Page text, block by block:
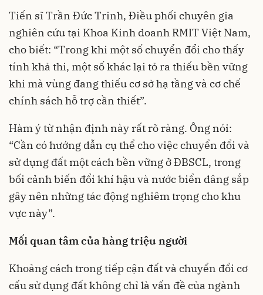
Tiến sĩ Trần Đức Trinh, Điều phối chuyên gia
nghiên cứu tại Khoa Kinh doanh RMIT Việt Nam,
cho biết: “Trong khi một số chuyển đổi cho thấy
tính khả thi, một số khác lại tỏ ra thiếu bền vững
khi mà vùng đang thiếu cơ sở hạ tầng và cơ chế
chính sách hỗ trợ cần thiết”.
Hàm ý từ nhận định này rất rõ ràng. Ông nói:
“Cần có hướng dẫn cụ thể cho việc chuyển đổi và
sử dụng đất một cách bền vững ở ĐBSCL, trong
bối cảnh biến đổi khí hậu và nước biển dâng sắp
gây nên những tác động nghiêm trọng cho khu
vực này”.
Mối quan tâm của hàng triệu người
Khoảng cách trong tiếp cận đất và chuyển đổi cơ
cấu sử dụng đất không chỉ là vấn đề của ngành